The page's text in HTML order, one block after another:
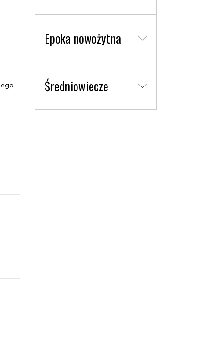
Epoka nowożytna
Średniowiecze